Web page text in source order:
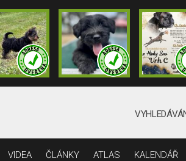
VIDEA ČLÁNKY ATLAS KALENDÁŘ